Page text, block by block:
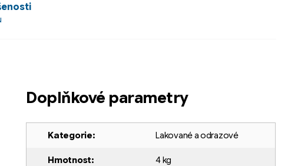
Doplňkové parametry
Kategorie: Lakované a odrazové
Hmotnost: 4 kg